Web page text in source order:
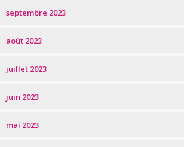
septembre 2023
août 2023
juillet 2023
juin 2023
mai 2023